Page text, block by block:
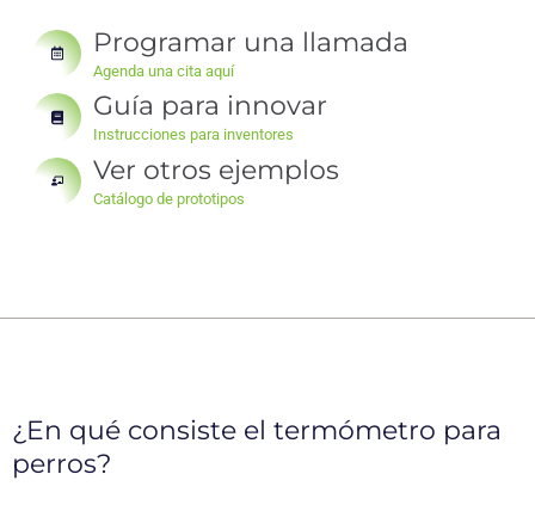
Programar una llamada
Agenda una cita aquí
Guía para innovar
Instrucciones para inventores
Ver otros ejemplos
Catálogo de prototipos
¿En qué consiste el termómetro para
perros?